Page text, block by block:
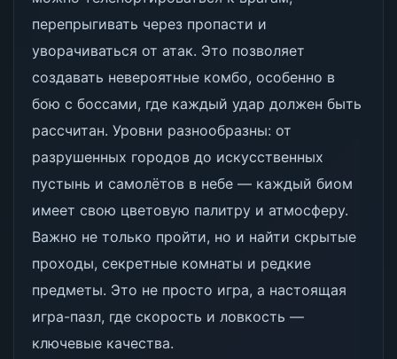
перепрыгивать через пропасти и
уворачиваться от атак. Это позволяет
создавать невероятные комбо, особенно в
бою с боссами, где каждый удар должен быть
рассчитан. Уровни разнообразны: от
разрушенных городов до искусственных
пустынь и самолётов в небе — каждый биом
имеет свою цветовую палитру и атмосферу.
Важно не только пройти, но и найти скрытые
проходы, секретные комнаты и редкие
предметы. Это не просто игра, а настоящая
игра-пазл, где скорость и ловкость —
ключевые качества.